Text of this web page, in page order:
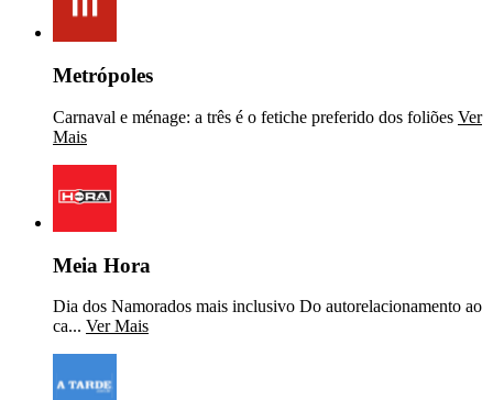
Metrópoles
Carnaval e ménage: a três é o fetiche preferido dos foliões Ver
Mais
Meia Hora
Dia dos Namorados mais inclusivo Do autorelacionamento ao
ca... Ver Mais